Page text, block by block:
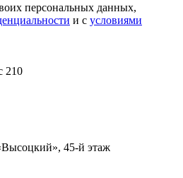
персональных данных,
и с условиями
210
45-й этаж